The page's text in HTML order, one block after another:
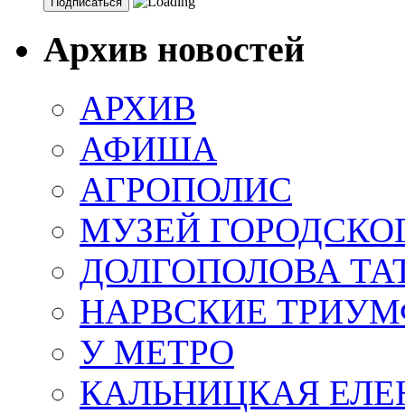
Архив новостей
АРХИВ
АФИША
АГРОПОЛИС
МУЗЕЙ
ДОЛГОПОЛОВА
НАРВСКИЕ
У МЕТРО
КАЛЬНИЦКАЯ